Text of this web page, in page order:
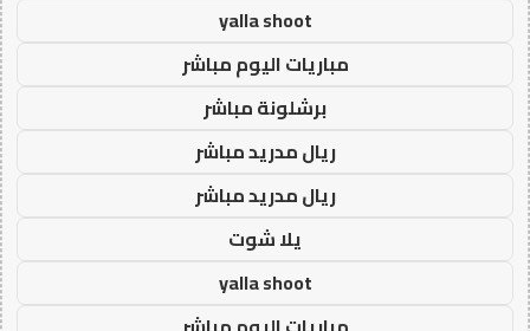
yalla shoot
مباريات اليوم مباشر
برشلونة مباشر
ريال مدريد مباشر
ريال مدريد مباشر
يلا شوت
yalla shoot